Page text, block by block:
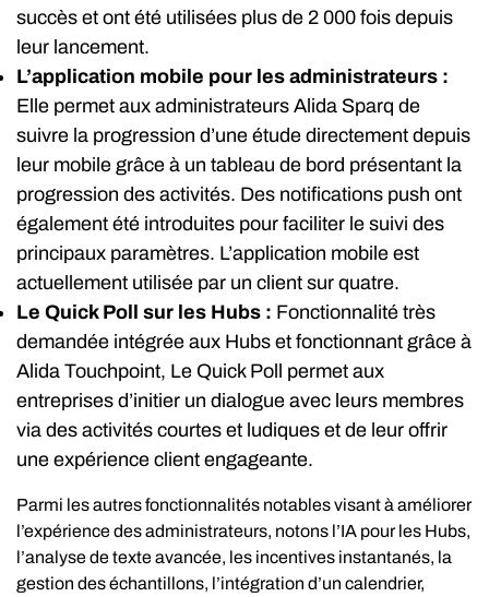
succès et ont été utilisées plus de 2 000 fois depuis
leur lancement.
L’application mobile pour les administrateurs :
Elle permet aux administrateurs Alida Sparq de
suivre la progression d’une étude directement depuis
leur mobile grâce à un tableau de bord présentant la
progression des activités. Des notifications push ont
également été introduites pour faciliter le suivi des
principaux paramètres. L’application mobile est
actuellement utilisée par un client sur quatre.
Le Quick Poll sur les Hubs : Fonctionnalité très
demandée intégrée aux Hubs et fonctionnant grâce à
Alida Touchpoint, Le Quick Poll permet aux
entreprises d’initier un dialogue avec leurs membres
via des activités courtes et ludiques et de leur offrir
une expérience client engageante.
Parmi les autres fonctionnalités notables visant à améliorer
l’expérience des administrateurs, notons l’IA pour les Hubs,
l’analyse de texte avancée, les incentives instantanés, la
gestion des échantillons, l’intégration d’un calendrier,